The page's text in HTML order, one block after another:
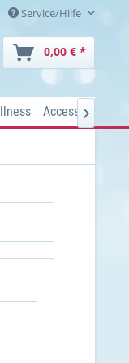
Service/Hilfe
0,00 € *
Accessoires
